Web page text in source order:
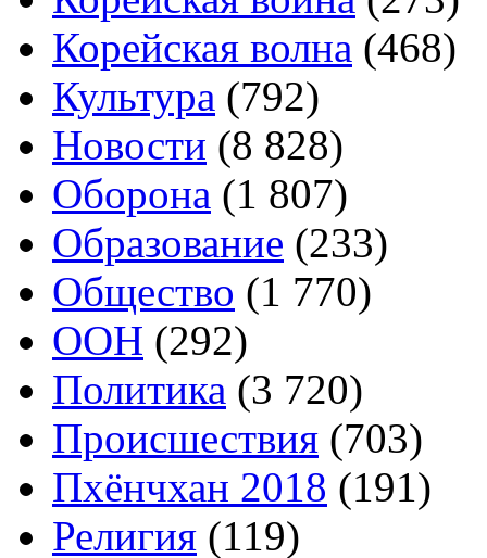
Корейская волна (468)
Культура (792)
Новости (8 828)
Оборона (1 807)
Образование (233)
Общество (1 770)
ООН (292)
Политика (3 720)
Происшествия (703)
Пхёнчхан 2018 (191)
Религия (119)